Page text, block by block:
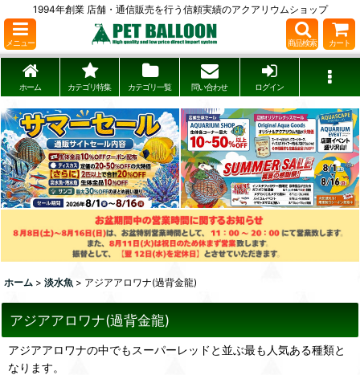
1994年創業 店舗・通信販売を行う信頼実績のアクアリウムショップ
メニュー 商品検索 カート
ホーム カテゴリ特集 カテゴリ一覧 問い合わせ ログイン
ホーム > 淡水魚 > アジアアロワナ(過背金龍)
アジアアロワナ(過背金龍)
アジアアロワナの中でもスーパーレッドと並ぶ最も人気ある種類と
なります。